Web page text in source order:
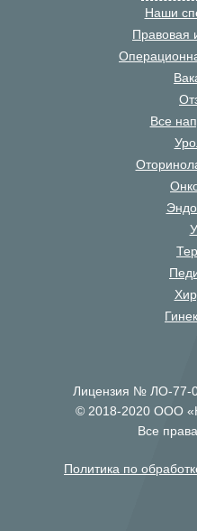
Наши
Правовая
Все
Лицензия № ЛО-77-
© 2018-2020 ООО
Все
Политика по